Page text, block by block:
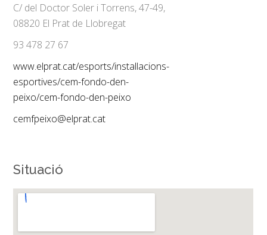
C/ del Doctor Soler i Torrens, 47-49,
08820 El Prat de Llobregat
93 478 27 67
www.elprat.cat/esports/installacions-
esportives/cem-fondo-den-
peixo/cem-fondo-den-peixo
cemfpeixo@elprat.cat
Situació